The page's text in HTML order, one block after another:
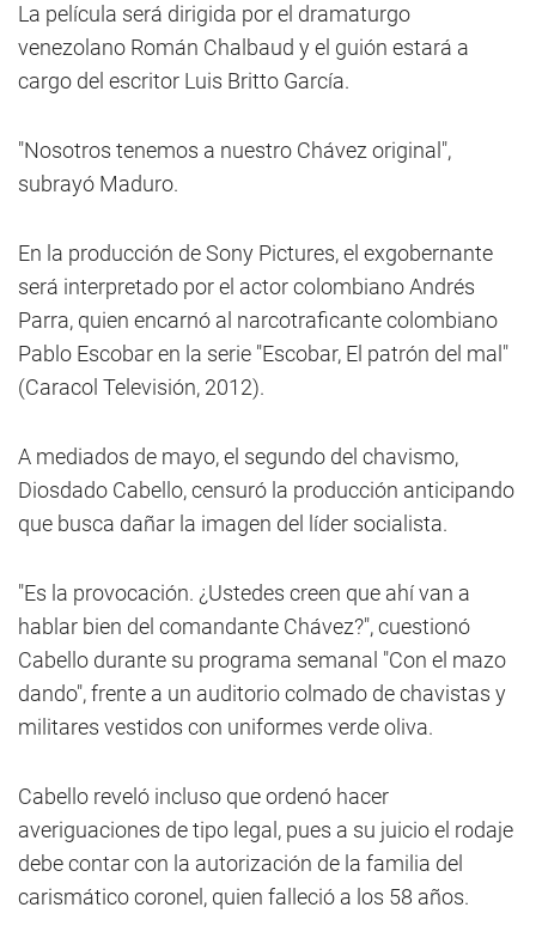
La película será dirigida por el dramaturgo
venezolano Román Chalbaud y el guión estará a
cargo del escritor Luis Britto García.
"Nosotros tenemos a nuestro Chávez original",
subrayó Maduro.
En la producción de Sony Pictures, el exgobernante
será interpretado por el actor colombiano Andrés
Parra, quien encarnó al narcotraficante colombiano
Pablo Escobar en la serie "Escobar, El patrón del mal"
(Caracol Televisión, 2012).
A mediados de mayo, el segundo del chavismo,
Diosdado Cabello, censuró la producción anticipando
que busca dañar la imagen del líder socialista.
"Es la provocación. ¿Ustedes creen que ahí van a
hablar bien del comandante Chávez?", cuestionó
Cabello durante su programa semanal "Con el mazo
dando", frente a un auditorio colmado de chavistas y
militares vestidos con uniformes verde oliva.
Cabello reveló incluso que ordenó hacer
averiguaciones de tipo legal, pues a su juicio el rodaje
debe contar con la autorización de la familia del
carismático coronel, quien falleció a los 58 años.